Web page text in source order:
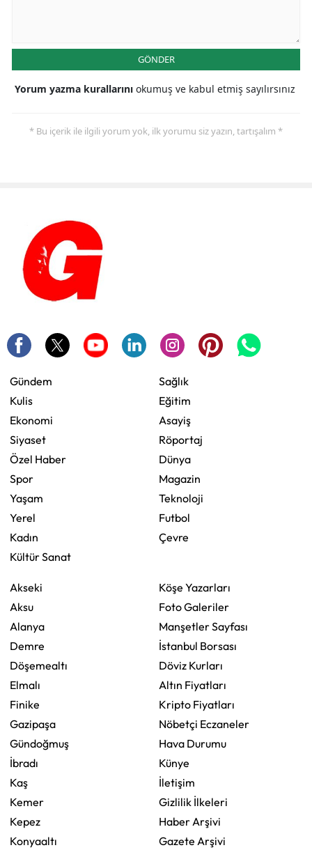
GÖNDER
Yorum yazma kurallarını okumuş ve kabul etmiş sayılırsınız
* Bu içerik ile ilgili yorum yok, ilk yorumu siz yazın, tartışalım *
Gündem
Kulis
Ekonomi
Siyaset
Özel Haber
Spor
Yaşam
Yerel
Kadın
Kültür Sanat
Sağlık
Eğitim
Asayiş
Röportaj
Dünya
Magazin
Teknoloji
Futbol
Çevre
Akseki
Aksu
Alanya
Demre
Döşemealtı
Elmalı
Finike
Gazipaşa
Gündoğmuş
İbradı
Kaş
Kemer
Kepez
Konyaaltı
Köşe Yazarları
Foto Galeriler
Manşetler Sayfası
İstanbul Borsası
Döviz Kurları
Altın Fiyatları
Kripto Fiyatları
Nöbetçi Eczaneler
Hava Durumu
Künye
İletişim
Gizlilik İlkeleri
Haber Arşivi
Gazete Arşivi